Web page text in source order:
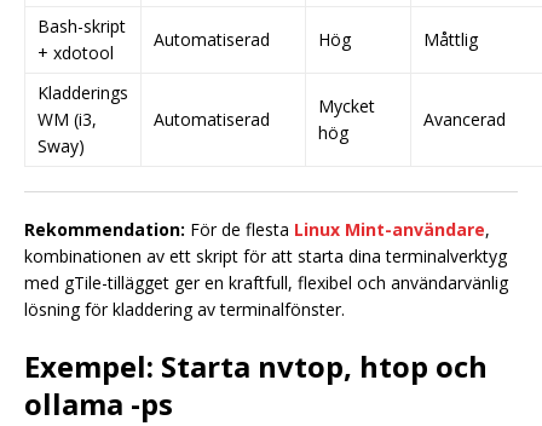
Bash-skript
+ xdotool
Automatiserad Hög Måttlig
Kladderings
WM (i3,
Sway)
Automatiserad
Mycket
hög
Avancerad
Rekommendation: För de flesta Linux Mint-användare,
kombinationen av ett skript för att starta dina terminalverktyg
med gTile-tillägget ger en kraftfull, flexibel och användarvänlig
lösning för kladdering av terminalfönster.
Exempel: Starta nvtop, htop och
ollama -ps